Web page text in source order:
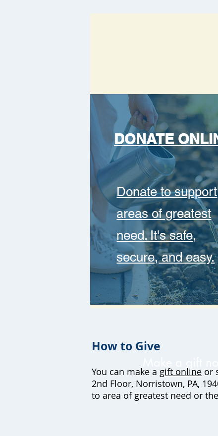
DONATE
Donate to support
areas of greatest
need. It's safe,
secure, and easy.
How to Give
You can make a gift online or
2nd Floor, Norristown, PA,
to area of greatest need or